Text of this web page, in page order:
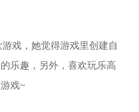
戏，她觉得游戏里创建自
乐趣，另外，喜欢玩乐高
戏~